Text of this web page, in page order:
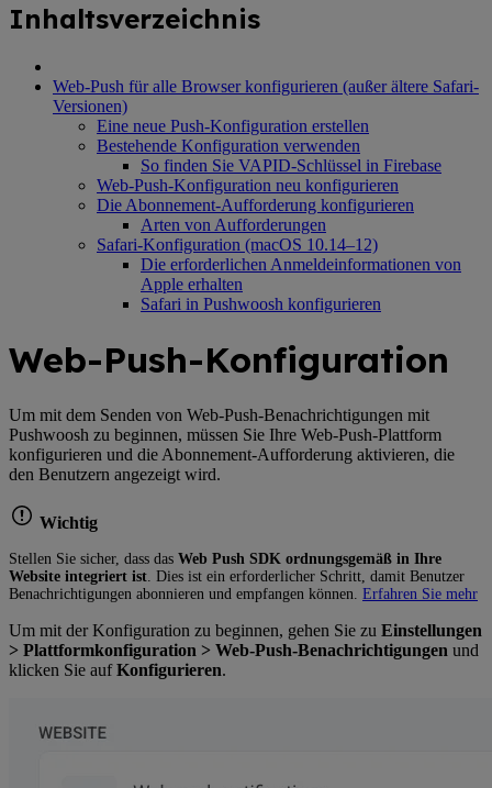
Inhaltsverzeichnis
Web-Push für alle Browser konfigurieren (außer ältere Safari-
Versionen)
Eine neue Push-Konfiguration erstellen
Bestehende Konfiguration verwenden
So finden Sie VAPID-Schlüssel in Firebase
Web-Push-Konfiguration neu konfigurieren
Die Abonnement-Aufforderung konfigurieren
Arten von Aufforderungen
Safari-Konfiguration (macOS 10.14–12)
Die erforderlichen Anmeldeinformationen von
Apple erhalten
Safari in Pushwoosh konfigurieren
Web-Push-Konfiguration
Um mit dem Senden von Web-Push-Benachrichtigungen mit
Pushwoosh zu beginnen, müssen Sie Ihre Web-Push-Plattform
konfigurieren und die Abonnement-Aufforderung aktivieren, die
den Benutzern angezeigt wird.
Wichtig
Stellen Sie sicher, dass das Web Push SDK ordnungsgemäß in Ihre
Website integriert ist . Dies ist ein erforderlicher Schritt, damit Benutzer
Benachrichtigungen abonnieren und empfangen können. Erfahren Sie mehr
Um mit der Konfiguration zu beginnen, gehen Sie zu Einstellungen
> Plattformkonfiguration > Web-Push-Benachrichtigungen und
klicken Sie aufKonfigurieren.